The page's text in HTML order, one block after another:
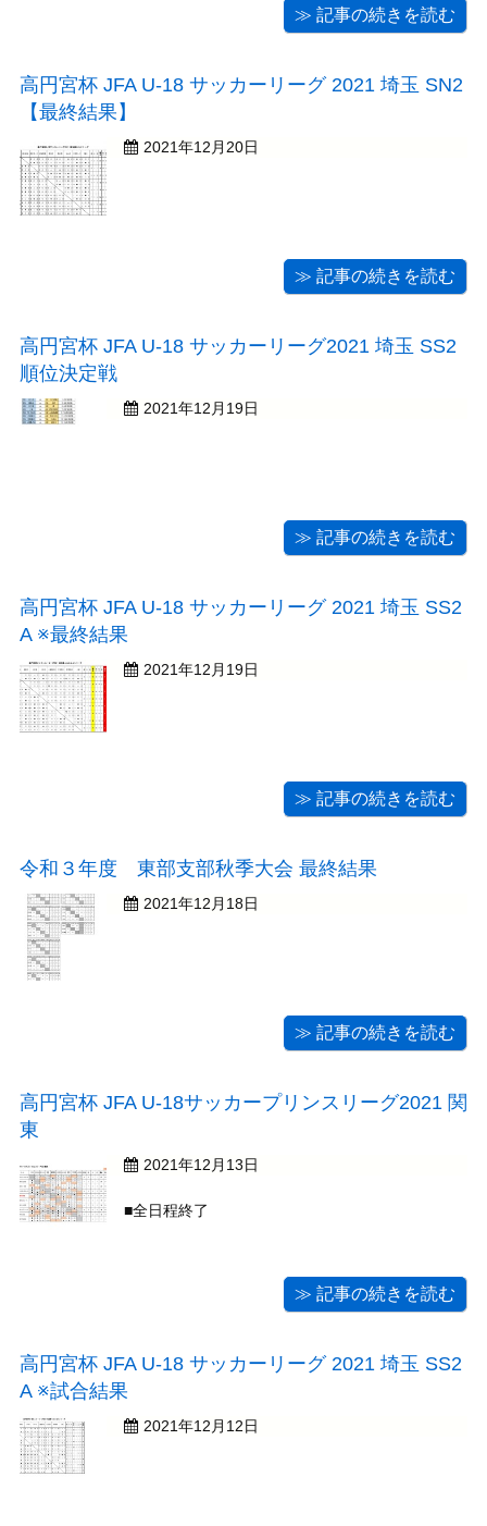
押原公園グラウンド 西武台高校 1-1 PK4-3
≫ 記事の続きを読む
高円宮杯 JFA U-18 サッカーリーグ 2021 埼玉 SN2
【最終結果】
2021年12月20日
≫ 記事の続きを読む
高円宮杯 JFA U-18 サッカーリーグ2021 埼玉 SS2
順位決定戦
2021年12月19日
≫ 記事の続きを読む
高円宮杯 JFA U-18 サッカーリーグ 2021 埼玉 SS2
A ※最終結果
2021年12月19日
≫ 記事の続きを読む
令和３年度 東部支部秋季大会 最終結果
2021年12月18日
≫ 記事の続きを読む
高円宮杯 JFA U-18サッカープリンスリーグ2021 関
東
2021年12月13日
■全日程終了
≫ 記事の続きを読む
高円宮杯 JFA U-18 サッカーリーグ 2021 埼玉 SS2
A ※試合結果
2021年12月12日